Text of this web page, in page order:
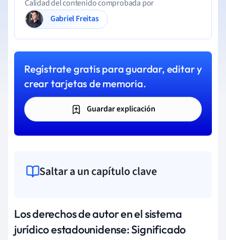
Calidad del contenido comprobada por
Gabriel Freitas
Regístrate gratis para guardar, editar y
crear tarjetas de memoria.
Guardar explicación
Saltar a un capítulo clave
Los derechos de autor en el sistema
jurídico estadounidense: Significado